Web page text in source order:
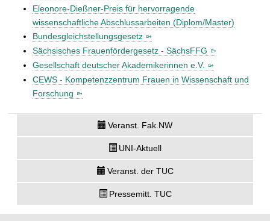
Eleonore-Dießner-Preis für hervorragende
wissenschaftliche Abschlussarbeiten (Diplom/Master)
Bundesgleichstellungsgesetz
Sächsisches Frauenfördergesetz - SächsFFG
Gesellschaft deutscher Akademikerinnen e.V.
CEWS - Kompetenzzentrum Frauen in Wissenschaft und
Forschung
Veranst. Fak.NW
UNI-Aktuell
Veranst. der TUC
Pressemitt. TUC